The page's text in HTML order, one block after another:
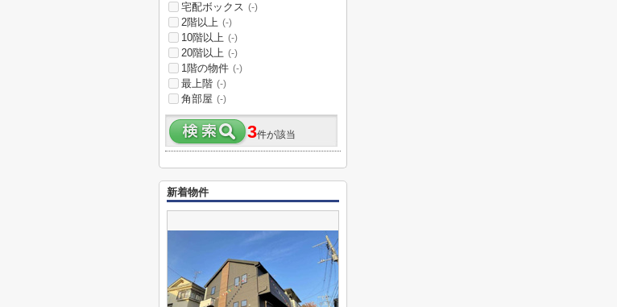
宅配ボックス (-)
2階以上 (-)
10階以上 (-)
20階以上 (-)
1階の物件 (-)
最上階 (-)
角部屋 (-)
3件が該当
新着物件